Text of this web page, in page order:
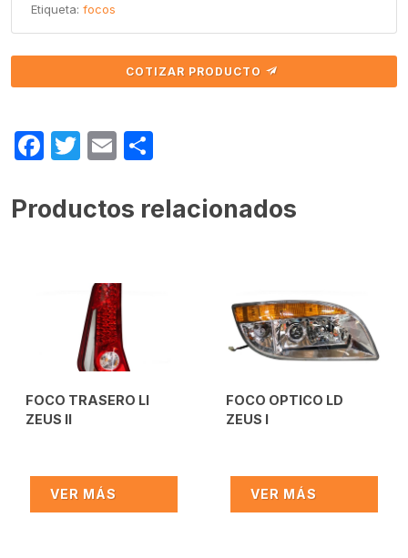
Etiqueta: focos
COTIZAR PRODUCTO
Facebook
Twitter
Email
Productos relacionados
FOCO TRASERO LI
ZEUS II
VER MÁS
FOCO OPTICO LD
ZEUS I
VER MÁS